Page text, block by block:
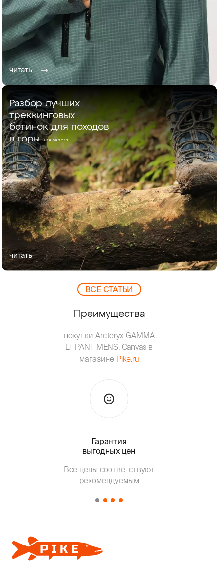
читать
Разбор лучших
треккинговых
ботинок для походов
в горы/ 28.09.2023
читать
ВCЕ СТАТЬИ
Преимущества
покупки Arcteryx GAMMA
LT PANT MENS, Canvas в
магазине Pike.ru
Гарантия
выгодных цен
Все цены соответствуют
рекомендуемым